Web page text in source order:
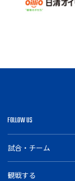
FOLLOW US
試合・チーム
観戦する